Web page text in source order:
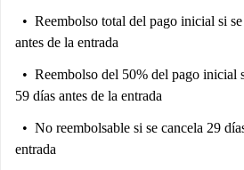
Reembolso total del pago inicial si
antes de la entrada
Reembolso del 50% del pago inicial
59 días antes de la entrada
No reembolsable si se cancela 29
entrada